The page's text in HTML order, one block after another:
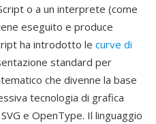
o a un interprete (come
eseguito e produce
ha introdotto le curve di
standard per
che divenne la base
tecnologia di grafica
e OpenType. Il linguaggio